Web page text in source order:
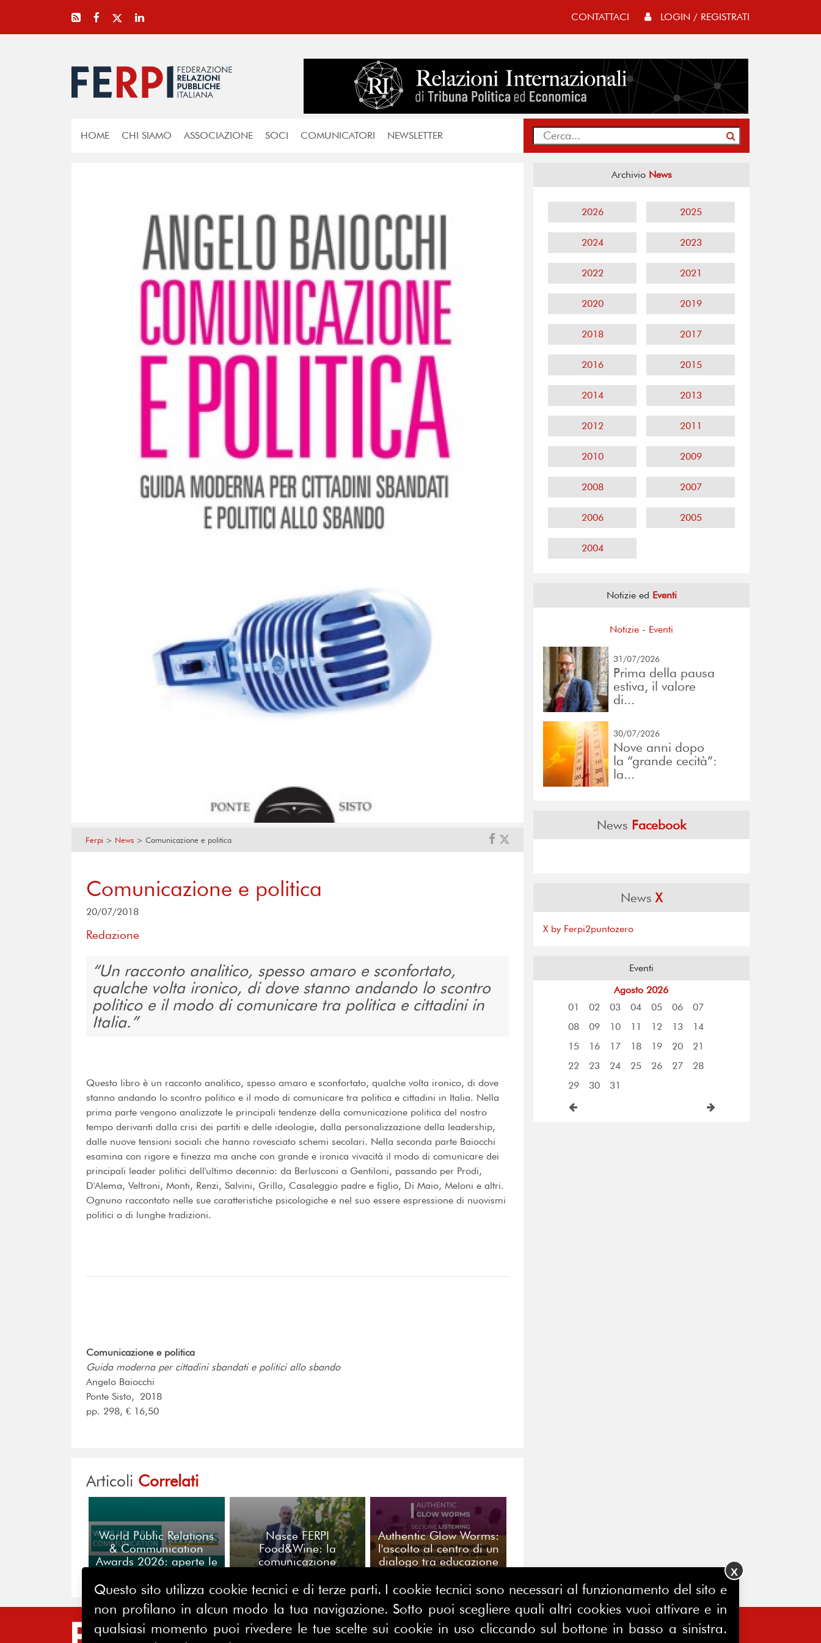
CONTATTACI LOGIN / REGISTRATI
HOME CHI SIAMO ASSOCIAZIONE SOCI COMUNICATORI NEWSLETTER
Ferpi > News > Comunicazione e politica
Comunicazione e politica
20/07/2018
Redazione
Un racconto analitico, spesso amaro e sconfortato,
qualche volta ironico, di dove stanno andando lo scontro
politico e il modo di comunicare tra politica e cittadini in
Italia.
Questo libro è un racconto analitico, spesso amaro e sconfortato, qualche volta ironico, di dove
stanno andando lo scontro politico e il modo di comunicare tra politica e cittadini in Italia. Nella
prima parte vengono analizzate le principali tendenze della comunicazione politica del nostro
tempo derivanti dalla crisi dei partiti e delle ideologie, dalla personalizzazione della leadership,
dalle nuove tensioni sociali che hanno rovesciato schemi secolari. Nella seconda parte Baiocchi
esamina con rigore e finezza ma anche con grande e ironica vivacità il modo di comunicare dei
principali leader politici dell'ultimo decennio: da Berlusconi a Gentiloni, passando per Prodi,
D'Alema, Veltroni, Monti, Renzi, Salvini, Grillo, Casaleggio padre e figlio, Di Maio, Meloni e altri.
Ognuno raccontato nelle sue caratteristiche psicologiche e nel suo essere espressione di nuovismi
politici o di lunghe tradizioni.
Comunicazione e politica
Guida moderna per cittadini sbandati e politici allo sbando
Angelo Baiocchi
Ponte Sisto, 2018
pp. 298, € 16,50
Articoli Correlati
World Public Relations
& Communication
Awards 2026: aperte le
l’eccellenza globale
della comunicazione
Nasce FERPI
Food&Wine: la
comunicazione
centro di una
commissione nazionale
Authentic Glow Worms:
l'ascolto al centro di un
dialogo tra educazione
comunicazione
Archivio News
2026 2025
2024 2023
2022 2021
2020 2019
2018 2017
2016 2015
2014 2013
2012 2011
2010 2009
2008 2007
2006 2005
2004
Notizie ed Eventi
Notizie - Eventi
31/07/2026
Prima della pausa
estiva, il valore
di...
30/07/2026
Nove anni dopo
la “grande cecità”:
la...
News Facebook
NewsX
X by Ferpi2puntozero
Eventi
Agosto 2026
01
02 03 04 05 06
07
08
09 10 11 12 13
14
15
16 17 18 19 20
21
22
23 24 25 26 27
28
29
30 31
SITE MAP CONTATTACI
Questo sito utilizza cookie tecnici e di terze parti. I cookie tecnici sono necessari al funzionamento del sito e
non profilano in alcun modo la tua navigazione. Sotto puoi scegliere quali altri cookies vuoi attivare e in
qualsiasi momento puoi rivedere le tue scelte sui cookie in uso cliccando sul bottone in basso a sinistra.
X